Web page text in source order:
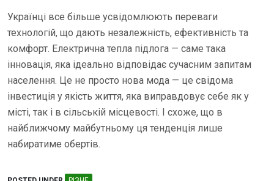
Українці все більше усвідомлюють переваги
технологій, що дають незалежність, ефективність та
комфорт. Електрична тепла підлога — саме така
інновація, яка ідеально відповідає сучасним запитам
населення. Це не просто нова мода — це свідома
інвестиція у якість життя, яка виправдовує себе як у
місті, так і в сільській місцевості. І схоже, що в
найближчому майбутньому ця тенденція лише
набиратиме обертів.